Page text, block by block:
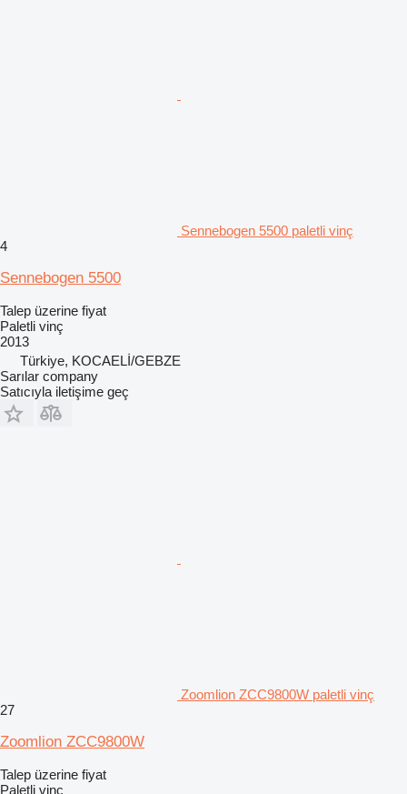
Sennebogen 5500 paletli vinç
4
Sennebogen 5500
Talep üzerine fiyat
Paletli vinç
2013
Türkiye, KOCAELİ/GEBZE
Sarılar company
Satıcıyla iletişime geç
Zoomlion ZCC9800W paletli vinç
27
Zoomlion ZCC9800W
Talep üzerine fiyat
Paletli vinç